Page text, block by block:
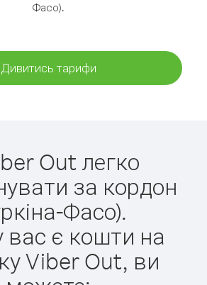
Фасо).
Дивитись тарифи
Out легко
за кордон
Фасо).
вас є кошти на
Viber Out, ви